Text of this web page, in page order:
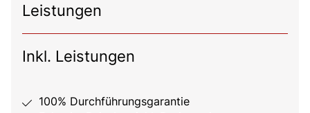
Leistungen
Inkl. Leistungen
100% Durchführungsgarantie